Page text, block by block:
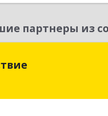
партнеры из
Коми Респ, Сыктывкар г,